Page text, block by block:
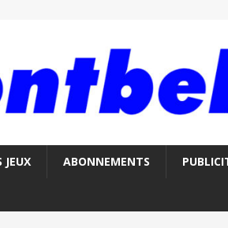
JEUX ABONNEMENTS